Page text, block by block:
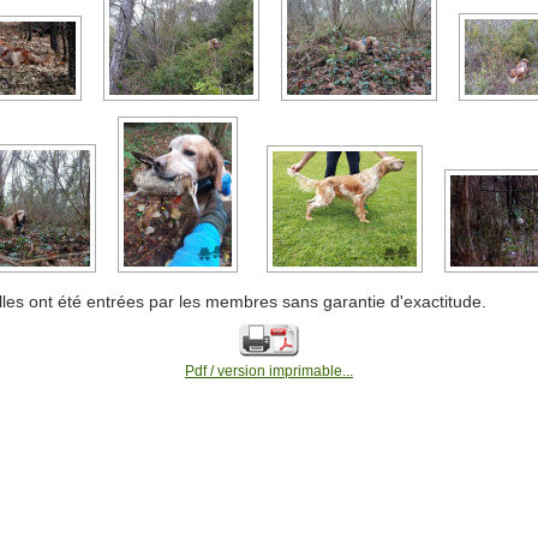
ont été entrées par les membres sans garantie d'exactitude.
Pdf / version imprimable...